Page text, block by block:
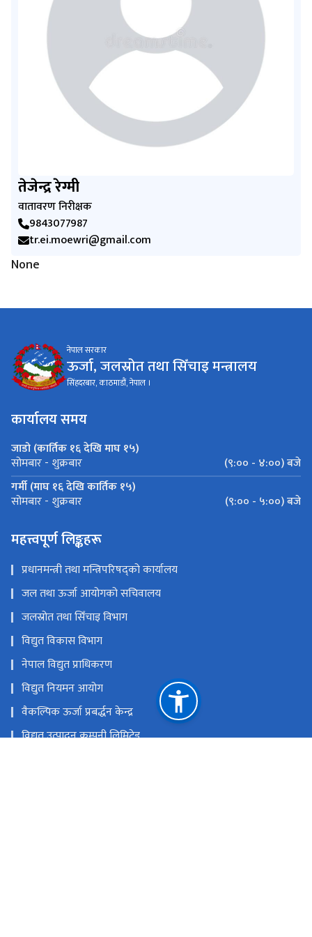
तेजेन्द्र रेग्मी
वातावरण निरीक्षक
9843077987
tr.ei.moewri@gmail.com
None
नेपाल सरकार
ऊर्जा, जलस्रोत तथा सिँचाइ मन्त्रालय
सिंहदरबार, काठमाडौं, नेपाल ।
कार्यालय समय
जाडो (कार्तिक १६ देखि माघ १५)
सोमबार - शुक्रबार
(९:०० - ४:००) बजे
गर्मी (माघ १६ देखि कार्तिक १५)
सोमबार - शुक्रबार (९:०० - ५:००) बजे
महत्त्वपूर्ण लिङ्कहरू
प्रधानमन्त्री तथा मन्त्रिपरिषद्को कार्यालय
जल तथा ऊर्जा आयोगको सचिवालय
जलस्रोत तथा सिँचाइ विभाग
विद्युत विकास विभाग
नेपाल विद्युत प्राधिकरण
विद्युत नियमन आयोग
वैकल्पिक ऊर्जा प्रबर्द्धन केन्द्र
विद्युत उत्पादन कम्पनी लिमिटेड